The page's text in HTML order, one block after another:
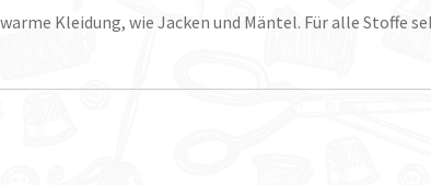
Kleidung, wie Jacken und Mäntel. Für alle Stoffe